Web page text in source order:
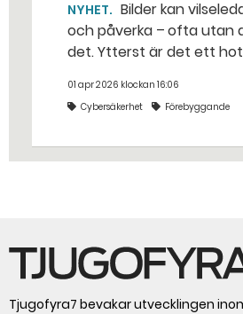
NYHET
och påverka – ofta utan
det. Ytterst är det ett hot mot det
Frågan är akut, säger
Malm på
01 apr 2026 klockan 16:06
Cybersäkerhet
Förebyggande
Tjugofyra7 bevakar utvecklingen